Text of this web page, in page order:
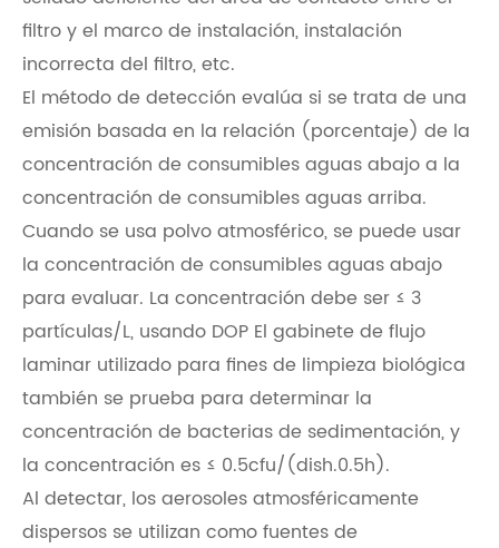
filtro y el marco de instalación, instalación
incorrecta del filtro, etc.
El método de detección evalúa si se trata de una
emisión basada en la relación (porcentaje) de la
concentración de consumibles aguas abajo a la
concentración de consumibles aguas arriba.
Cuando se usa polvo atmosférico, se puede usar
la concentración de consumibles aguas abajo
para evaluar. La concentración debe ser ≤ 3
partículas/L, usando DOP El gabinete de flujo
laminar utilizado para fines de limpieza biológica
también se prueba para determinar la
concentración de bacterias de sedimentación, y
la concentración es ≤ 0.5cfu/(dish.0.5h).
Al detectar, los aerosoles atmosféricamente
dispersos se utilizan como fuentes de